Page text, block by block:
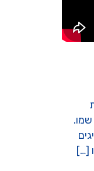
[…]